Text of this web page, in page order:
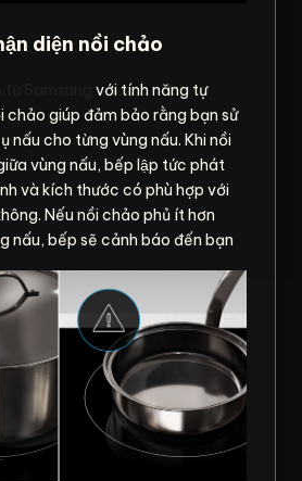
diện nồi chảo
với tính năng tự
chảo giúp đảm bảo rằng bạn sử
nấu cho từng vùng nấu. Khi nồi
vùng nấu, bếp lập tức phát
và kích thước có phù hợp với
Nếu nồi chảo phủ ít hơn
nấu, bếp sẽ cảnh báo đến bạn